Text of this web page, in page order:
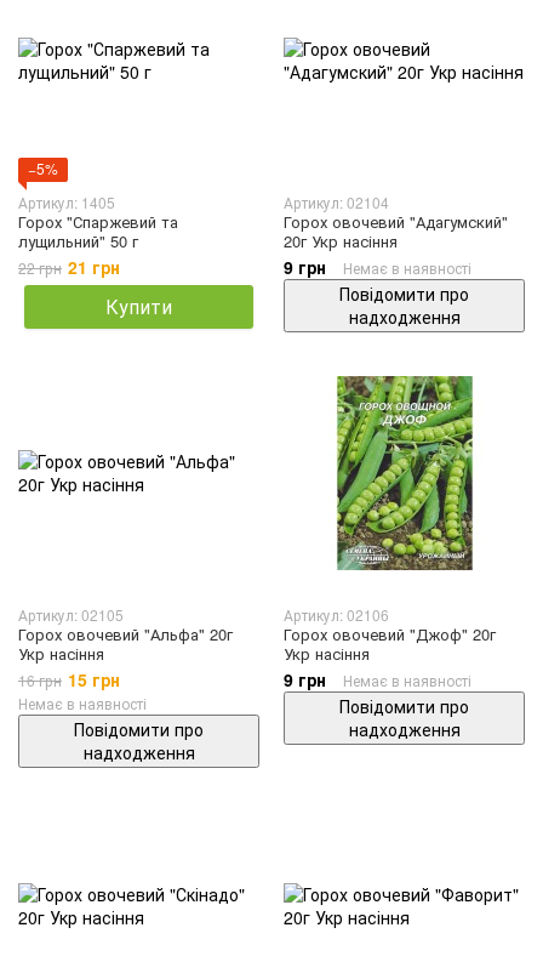
−5%
Артикул: 1405
Горох "Спаржевий та
лущильний" 50 г
22 грн 21 грн
Купити
Артикул: 02104
Горох овочевий "Адагумский"
20г Укр насіння
9 грн Немає в наявності
Повідомити про
надходження
Артикул: 02105
Горох овочевий "Альфа" 20г
Укр насіння
16 грн 15 грн
Немає в наявності
Повідомити про
надходження
Артикул: 02106
Горох овочевий "Джоф" 20г
Укр насіння
9 грн Немає в наявності
Повідомити про
надходження